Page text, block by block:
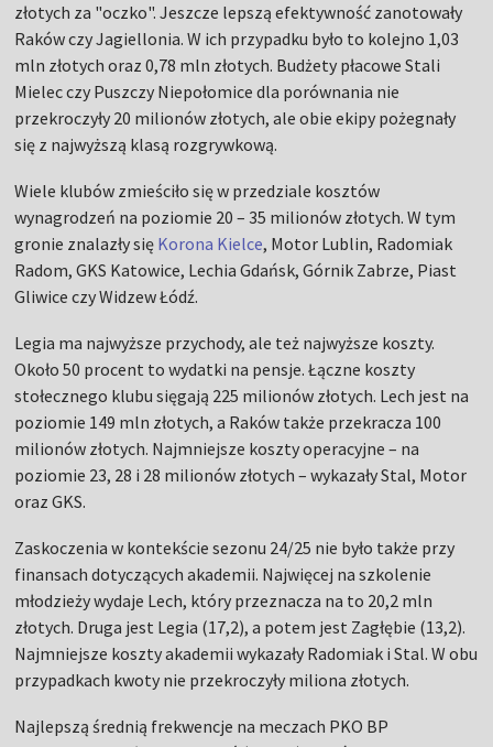
złotych za "oczko". Jeszcze lepszą efektywność zanotowały
Raków czy Jagiellonia. W ich przypadku było to kolejno 1,03
mln złotych oraz 0,78 mln złotych. Budżety płacowe Stali
Mielec czy Puszczy Niepołomice dla porównania nie
przekroczyły 20 milionów złotych, ale obie ekipy pożegnały
się z najwyższą klasą rozgrywkową.
Wiele klubów zmieściło się w przedziale kosztów
wynagrodzeń na poziomie 20 – 35 milionów złotych. W tym
gronie znalazły się Korona Kielce, Motor Lublin, Radomiak
Radom, GKS Katowice, Lechia Gdańsk, Górnik Zabrze, Piast
Gliwice czy Widzew Łódź.
Legia ma najwyższe przychody, ale też najwyższe koszty.
Około 50 procent to wydatki na pensje. Łączne koszty
stołecznego klubu sięgają 225 milionów złotych. Lech jest na
poziomie 149 mln złotych, a Raków także przekracza 100
milionów złotych. Najmniejsze koszty operacyjne – na
poziomie 23, 28 i 28 milionów złotych – wykazały Stal, Motor
oraz GKS.
Zaskoczenia w kontekście sezonu 24/25 nie było także przy
finansach dotyczących akademii. Najwięcej na szkolenie
młodzieży wydaje Lech, który przeznacza na to 20,2 mln
złotych. Druga jest Legia (17,2), a potem jest Zagłębie (13,2).
Najmniejsze koszty akademii wykazały Radomiak i Stal. W obu
przypadkach kwoty nie przekroczyły miliona złotych.
Najlepszą średnią frekwencje na meczach PKO BP